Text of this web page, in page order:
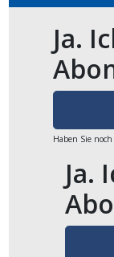
Ja.
Haben Sie
Ja.